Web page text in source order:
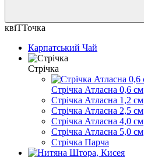
квіТТочка
Карпатський Чай
Стрічка
Стрічка Атласна 0,6 см
Стрічка Атласна 1,2 см
Стрічка Атласна 2,5 см
Стрічка Атласна 4,0 см
Стрічка Атласна 5,0 см
Стрічка Парча